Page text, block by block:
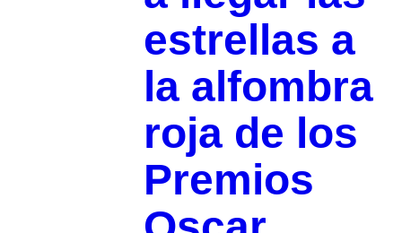
estrellas a
la alfombra
roja de los
Premios